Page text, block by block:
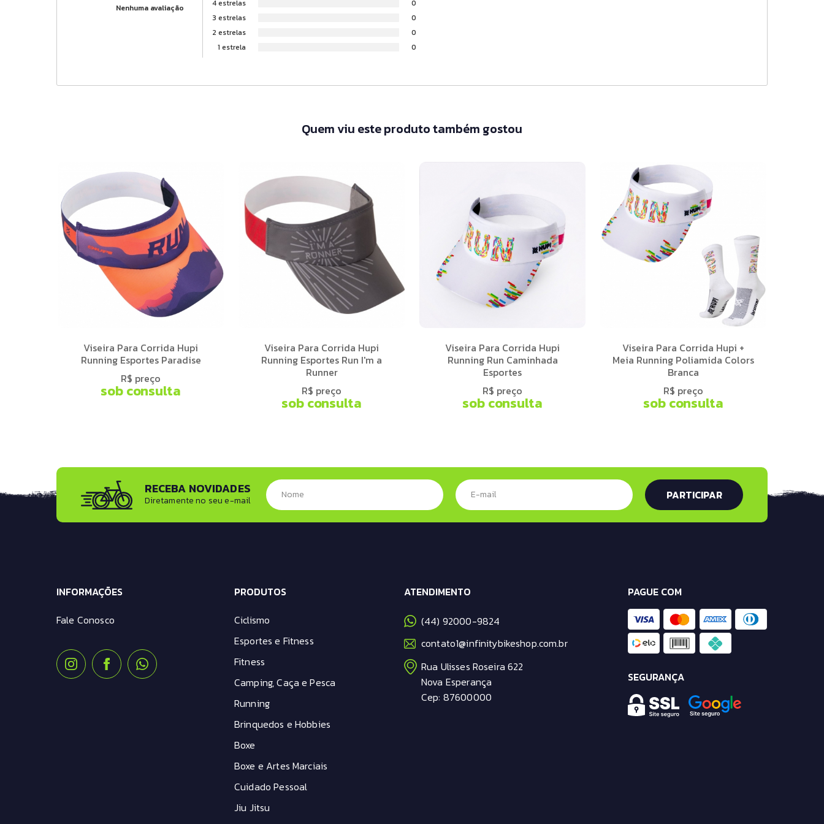
Nenhuma avaliação 4 estrelas
0
3 estrelas
0
2 estrelas
0
1 estrela
0
Quem viu este produto também gostou
Viseira Para Corrida Hupi
Running Esportes Paradise
R$ preço
sob consulta
Viseira Para Corrida Hupi
Running Esportes Run I'm a
Runner
R$ preço
sob consulta
Viseira Para Corrida Hupi
Running Run Caminhada
Esportes
R$ preço
sob consulta
Viseira Para Corrida Hupi +
Meia Running Poliamida Colors
Branca
R$ preço
sob consulta
RECEBA NOVIDADES
Diretamente no seu e-mail
INFORMAÇÕES
Fale Conosco
PRODUTOS
Ciclismo
Esportes e Fitness
Fitness
Camping, Caça e Pesca
Running
Brinquedos e Hobbies
Boxe
Boxe e Artes Marciais
Cuidado Pessoal
Jiu Jitsu
ATENDIMENTO
(44) 92000-9824
contato1@infinitybikeshop.com.br
Rua Ulisses Roseira 622
Nova Esperança
Cep: 87600000
PAGUE COM
SEGURANÇA